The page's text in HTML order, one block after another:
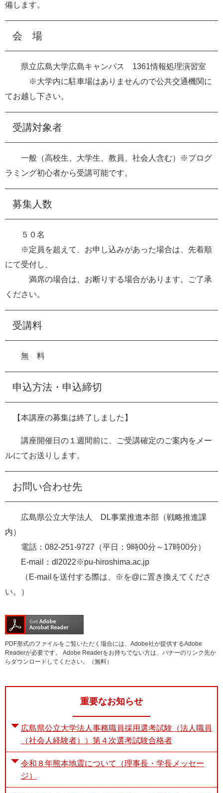
備します。
会 場
県立広島大学広島キャンパス 1361情報処理演習室
※大学内に駐車場はありませんので公共交通機関に
てお越し下さい。
受講対象者
一般（高校生、大学生、教員、社会人含む）※プログ
ラミング初心者から受講可能です。
募集人数
５０名
※定員を超えて、お申し込みがあった場合は、先着順
にて受付し、
満席の場合は、お断りする場合があります。ご了承
ください。
受講料
無 料
申込方法・申込締切
【本講座の募集は終了しました】
講座開催日の１週間前に、ご受講確定のご案内をメー
ルにてお送りします。
お問い合わせ先
広島県公立大学法人 DL事業推進本部（戦略推進課
内）
電話：082-251-9727（平日：9時00分～17時00分）
E-mail：dl2022※pu-hiroshima.ac.jp
（E-mailを送付する際は、※を@に置き換えてくださ
い。）
PDF形式のファイルをご覧いただく場合には、Adobe社が提供するAdobe
Readerが必要です。
Adobe Readerをお持ちでない方は、バナーのリンク先か
らダウンロードしてください。（無料）
重要なお知らせ
広島県公立大学法人事務職員採用選考試験（法人職員
（社会人経験者））第４次選考試験合格者
令和８年熊本地震について（理事長・学長メッセー
ジ）